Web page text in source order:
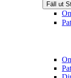
Fäll ut